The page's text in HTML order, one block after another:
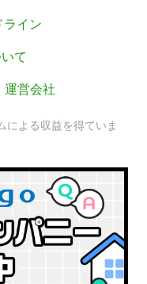
ライン
て
運営会社
による収益を得ていま